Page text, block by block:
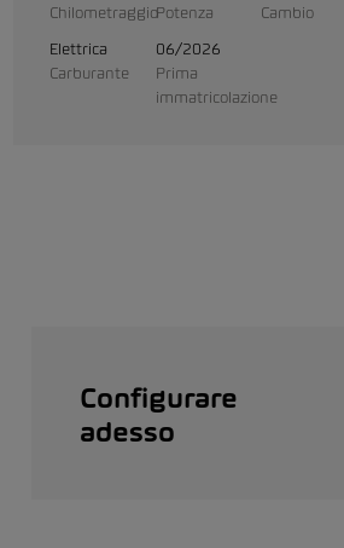
ChilometraggioPotenza
Cambio
Elettrica
Carburante
06/2026
Prima
immatricolazione
Configurare
adesso